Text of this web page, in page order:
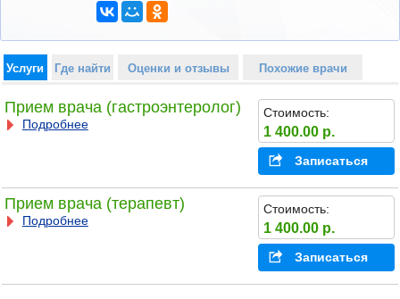
Услуги Где найти Оценки и отзывы Похожие врачи
Прием врача (гастроэнтеролог)
Подробнее
Стоимость:
1 400.00 р.
Записаться
Прием врача (терапевт)
Подробнее
Стоимость:
1 400.00 р.
Записаться